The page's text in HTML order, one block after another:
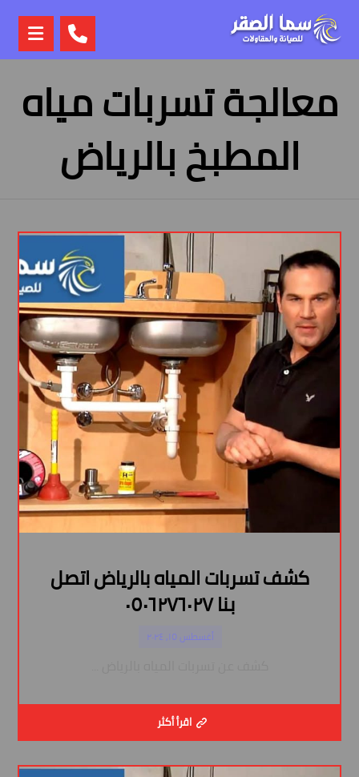
معالجة تسربات مياه
المطبخ بالرياض
كشف تسربات المياه بالرياض اتصل
بنا ٠٥٠٦٢٧٦٠٢٧
أغسطس ١٥, ٢٠٢٤
اقرأ أكثر